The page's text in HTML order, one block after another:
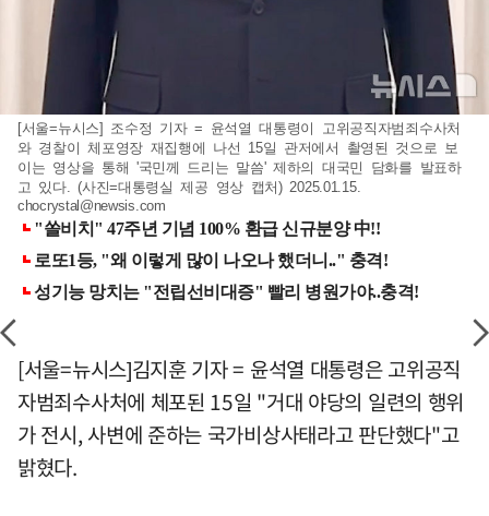
[서울=뉴시스] 조수정 기자 = 윤석열 대통령이 고위공직자범죄수사처
와 경찰이 체포영장 재집행에 나선 15일 관저에서 촬영된 것으로 보
이는 영상을 통해 '국민께 드리는 말씀' 제하의 대국민 담화를 발표하
고 있다. (사진=대통령실 제공 영상 캡처) 2025.01.15.
chocrystal@newsis.com
[서울=뉴시스]김지훈 기자 = 윤석열 대통령은 고위공직
자범죄수사처에 체포된 15일 "거대 야당의 일련의 행위
가 전시, 사변에 준하는 국가비상사태라고 판단했다"고
밝혔다.